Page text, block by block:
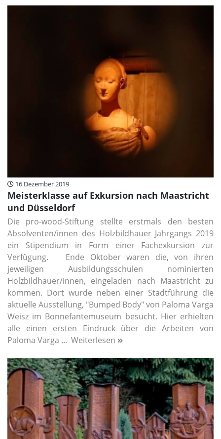
16 Dezember 2019
Meisterklasse auf Exkursion nach Maastricht
und Düsseldorf
Die pro-wood-Stiftung stellte erstmals den besten
Absolventen/innen des Holzbildhauer Jahrgangs 2019
ein Stipendium in Form einer Fachexkursion zur
Verfügung. Ende Oktober waren die, von ihren
jeweiligen Ausbildungsschulen nominierten
Holzbildhauer/innen, eingeladen nach Maastricht zu
kommen. Dort wurde neben einer Stadtführung die
aktuelle Ausstellung, "Bumped Body" von Paloma Varga
Weisz im Bonnefantemuseum besucht. Hier erhielten
alle einen ersten Eindruck über die Arbeiten von
Paloma Varga ... Weiterlesen